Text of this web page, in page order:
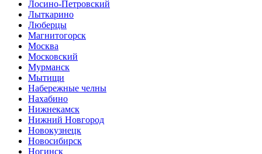
Лосино-Петровский
Лыткарино
Люберцы
Магнитогорск
Москва
Московский
Мурманск
Мытищи
Набережные челны
Нахабино
Нижнекамск
Нижний Новгород
Новокузнецк
Новосибирск
Ногинск